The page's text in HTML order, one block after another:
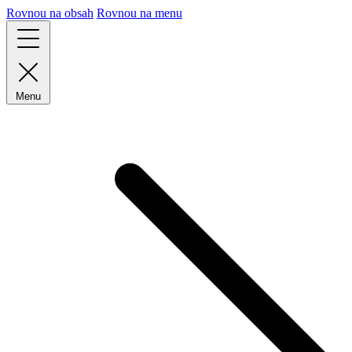
Rovnou na obsah Rovnou na menu
Menu